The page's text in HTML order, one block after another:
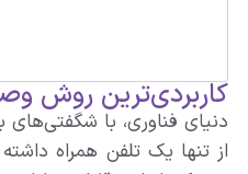
کاربردی‌ترین روش
دنیای فناوری، با
از تنها یک تلفن همراه